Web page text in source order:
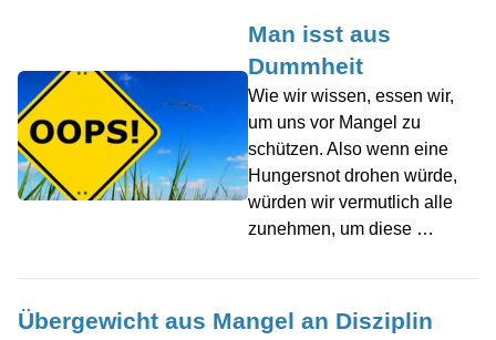
Man isst aus
Dummheit
Wie wir wissen, essen wir,
um uns vor Mangel zu
schützen. Also wenn eine
Hungersnot drohen würde,
würden wir vermutlich alle
zunehmen, um diese …
Übergewicht aus Mangel an Disziplin